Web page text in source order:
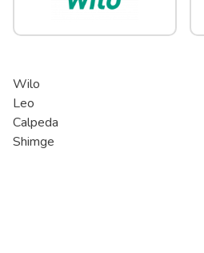
Wilo
Leo
Calpeda
Shimge